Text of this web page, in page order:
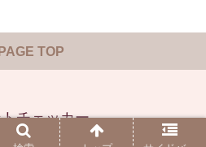
PAGE TOP
チェッカー
イベントチェッカー.